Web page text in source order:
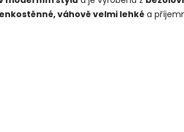
váhově velmi lehké a